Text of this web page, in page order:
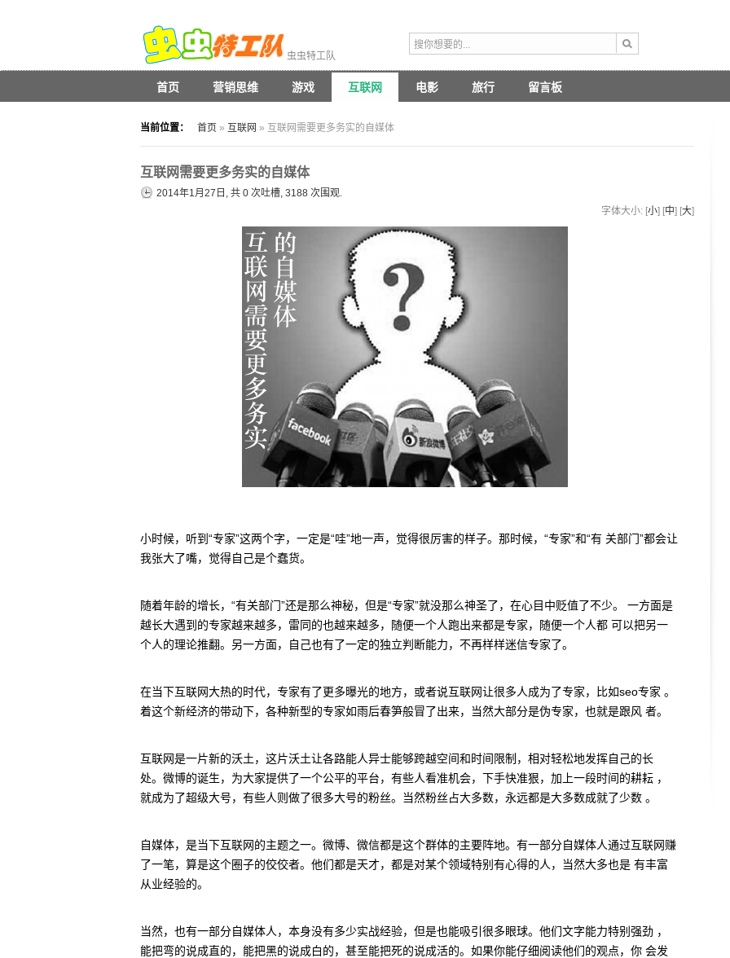
虫虫特工队
首页 营销思维 游戏 互联网 电影 旅行 留言板
当前位置： 首页 » 互联网 » 互联网需要更多务实的自媒体
互联网需要更多务实的自媒体
2014年1月27日, 共 0 次吐槽, 3188 次围观.
字体大小: [小] [中] [大]
小时候，听到“专家”这两个字，一定是“哇”地一声，觉得很厉害的样子。那时候，“专家”和“有 关部门”都会让
我张大了嘴，觉得自己是个蠢货。
随着年龄的增长，“有关部门”还是那么神秘，但是“专家”就没那么神圣了，在心目中贬值了不少。 一方面是
越长大遇到的专家越来越多，雷同的也越来越多，随便一个人跑出来都是专家，随便一个人都 可以把另一
个人的理论推翻。另一方面，自己也有了一定的独立判断能力，不再样样迷信专家了。
在当下互联网大热的时代，专家有了更多曝光的地方，或者说互联网让很多人成为了专家，比如seo专家 。
着这个新经济的带动下，各种新型的专家如雨后春笋般冒了出来，当然大部分是伪专家，也就是跟风 者。
互联网是一片新的沃土，这片沃土让各路能人异士能够跨越空间和时间限制，相对轻松地发挥自己的长
处。微博的诞生，为大家提供了一个公平的平台，有些人看准机会，下手快准狠，加上一段时间的耕耘 ，
就成为了超级大号，有些人则做了很多大号的粉丝。当然粉丝占大多数，永远都是大多数成就了少数 。
自媒体，是当下互联网的主题之一。微博、微信都是这个群体的主要阵地。有一部分自媒体人通过互联网赚
了一笔，算是这个圈子的佼佼者。他们都是天才，都是对某个领域特别有心得的人，当然大多也是 有丰富
从业经验的。
当然，也有一部分自媒体人，本身没有多少实战经验，但是也能吸引很多眼球。他们文字能力特别强劲 ，
能把弯的说成直的，能把黑的说成白的，甚至能把死的说成活的。如果你能仔细阅读他们的观点，你 会发